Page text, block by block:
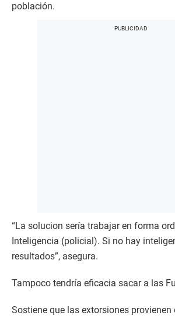
población.
“La solucion sería trabajar en forma
Inteligencia (policial). Si no hay
resultados”, asegura.
Tampoco tendría eficacia sacar a las
Sostiene que las extorsiones provienen